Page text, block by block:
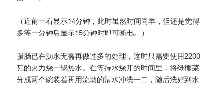
（近前一看显示14分钟，此时虽然时间尚早，但还是觉得
多等一分钟后显示15分钟时即可断电。）
腊肠已在沥水无需再做过多的处理，这时只需要使用2200
瓦的火力烧一锅热水。在等待水烧开的时间里，将绿椰菜
分成两个碗装着再用流动的清水冲洗一二，随后洗好到水